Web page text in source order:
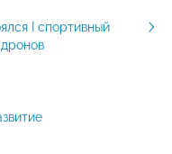
I спортивный